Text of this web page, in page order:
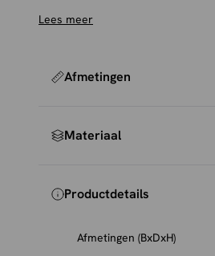
Lees meer
Afmetingen
Materiaal
Productdetails
Afmetingen (BxDxH)